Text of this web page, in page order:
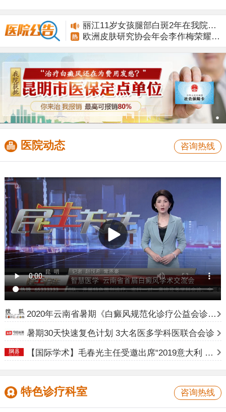
丽江11岁女孩腿部白斑2年在我院康复
欧洲皮肤研究协会年会李作梅荣耀而归
丽江11岁女孩腿部白斑2年在我院康复
欧洲皮肤研究协会年会李作梅荣耀而归
咨询热线
医院动态
2020年云南省暑期《白癜风规范化诊疗公益会诊》计划
暑期30天快速复色计划 3大名医多学科医联合会诊
【国际学术】毛春光主任受邀出席“2019意大利 24 届世界皮肤科大
咨询热线
特色诊疗科室